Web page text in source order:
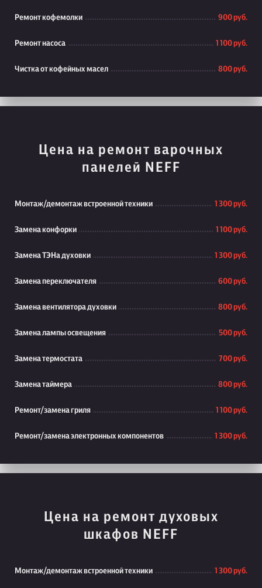
Ремонт кофемолки 900 руб.
Ремонт насоса 1 100 руб.
Чистка от кофейных масел 800 руб.
Цена на ремонт варочных
панелей NEFF
Монтаж/демонтаж встроенной техники 1 300 руб.
Замена конфорки 1 100 руб.
Замена ТЭНа духовки 1 300 руб.
Замена переключателя 600 руб.
Замена вентилятора духовки 800 руб.
Замена лампы освещения 500 руб.
Замена термостата 700 руб.
Замена таймера 800 руб.
Ремонт/замена гриля 1 100 руб.
Ремонт/замена электронных компонентов 1 300 руб.
Цена на ремонт духовых
шкафов NEFF
Монтаж/демонтаж встроенной техники 1 300 руб.